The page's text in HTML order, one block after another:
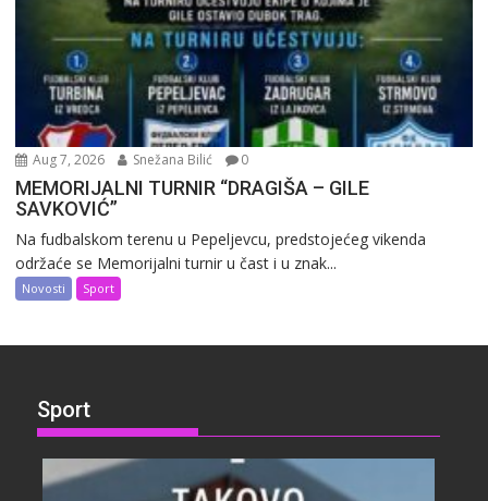
Aug 7, 2026 Snežana Bilić 0
MEMORIJALNI TURNIR “DRAGIŠA – GILE
SAVKOVIĆ”
Na fudbalskom terenu u Pepeljevcu, predstojećeg vikenda
održaće se Memorijalni turnir u čast i u znak...
Novosti Sport
Sport